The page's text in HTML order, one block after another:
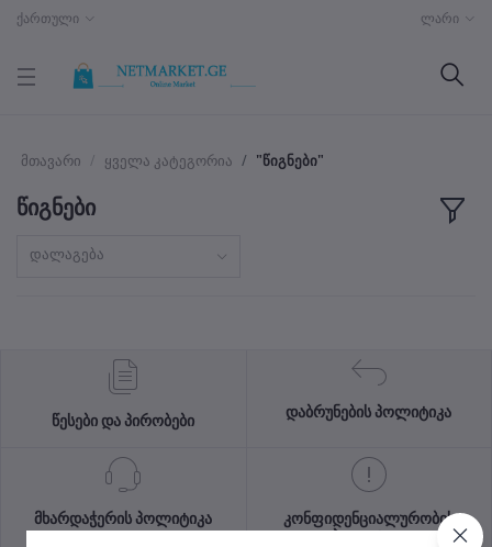
ქართული ლარი
მთავარი ყველა კატეგორია "წიგნები"
წიგნები
დალაგება
წესები და პირობები
დაბრუნების პოლიტიკა
მხარდაჭერის პოლიტიკა
კონფიდენციალურობის
პოლიტიკა